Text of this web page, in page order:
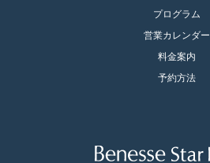
プログラム
営業カレンダー
料金案内
予約方法